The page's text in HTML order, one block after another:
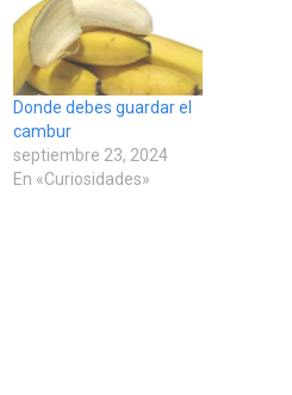
Donde debes guardar el
cambur
septiembre 23, 2024
En «Curiosidades»